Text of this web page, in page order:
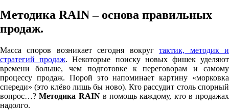
Методика RAIN – основа правильных
продаж.
Масса споров возникает сегодня вокругтактик, методик и
стратегий продаж. Некоторые поиску новых фишек уделяют
времени больше, чем подготовке к переговорам и самому
процессу продаж. Порой это напоминает картину «морковка
спереди» (это клёво лишь бы ново). Кто рассудит столь спорный
вопрос…?Методика RAINв помощь каждому, кто в продажах
надолго.